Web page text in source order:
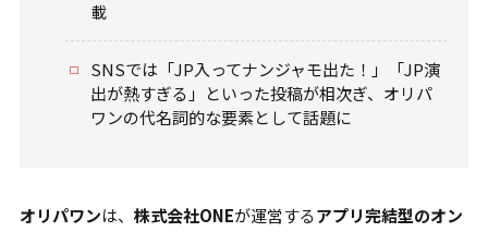
載
SNSでは「JP入ってナンジャモ出た！」「JP演
出が熱すぎる」といった投稿が相次ぎ、オリパ
ワンの代名詞的な要素として話題に
オリパワンは、 株式会社ONEが運営するアプリ完結型のオン